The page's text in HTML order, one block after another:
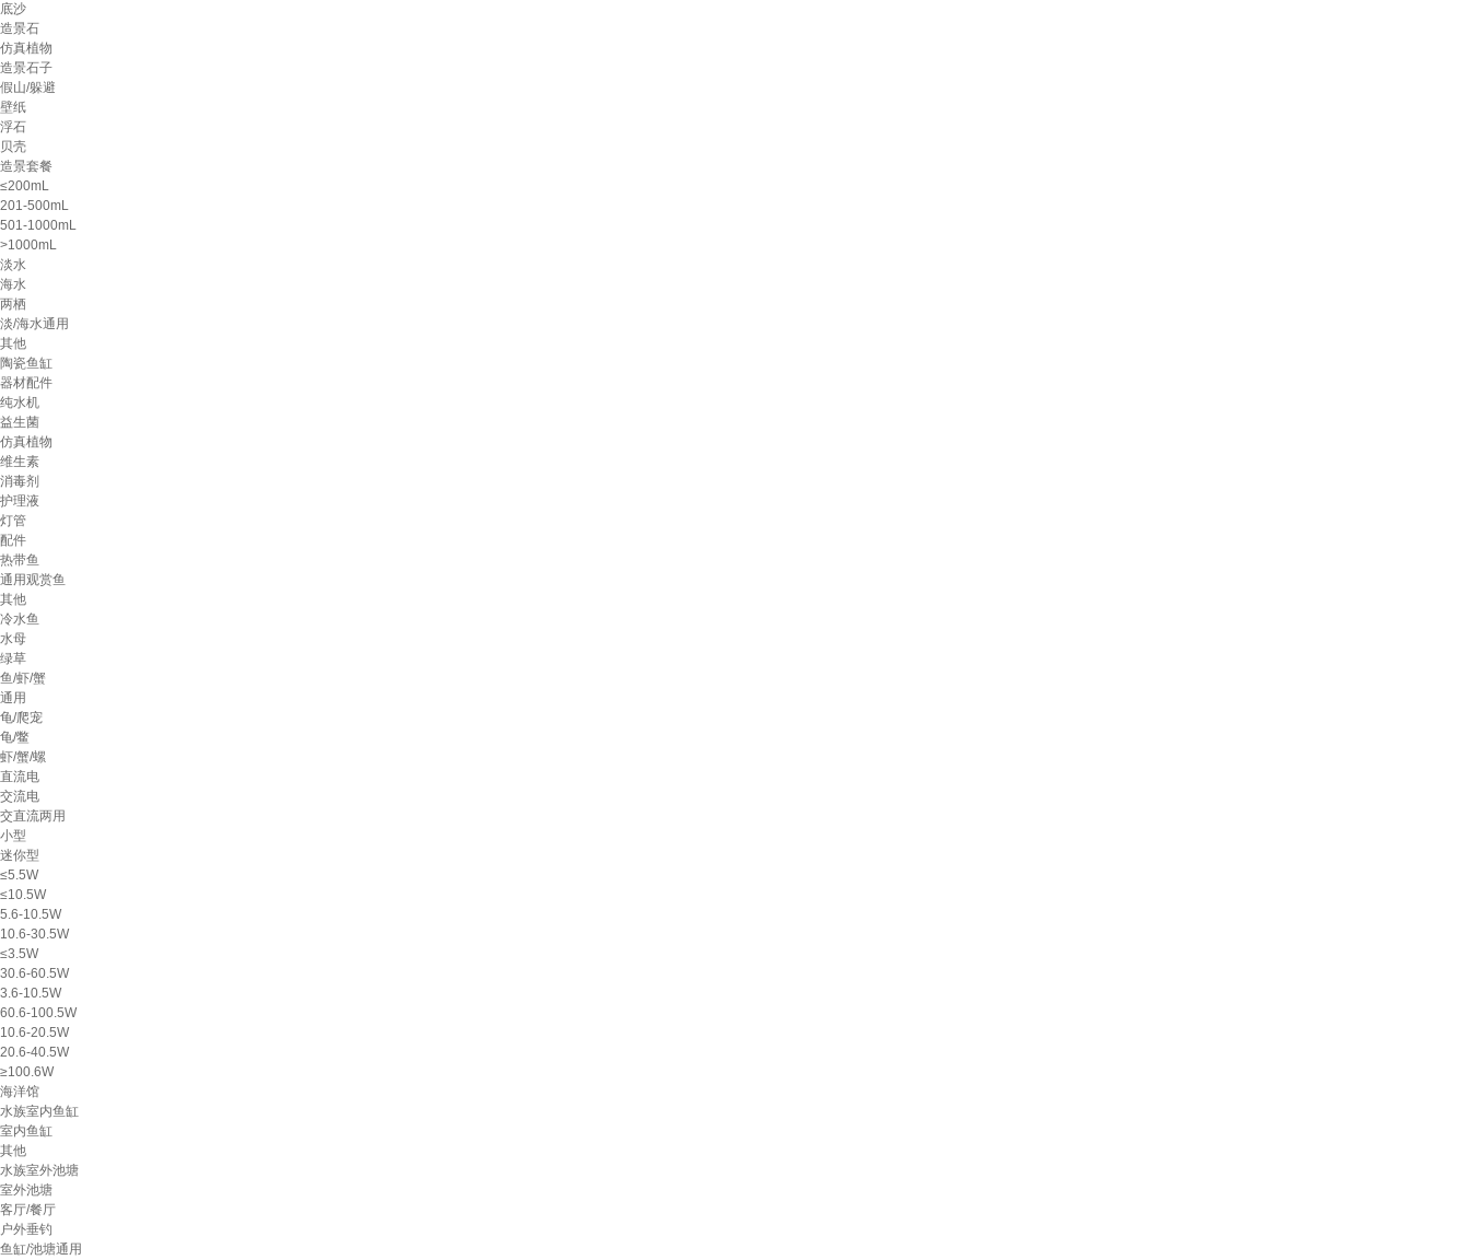
底沙
造景石
仿真植物
造景石子
假山/躲避
壁纸
浮石
贝壳
造景套餐
≤200mL
201-500mL
501-1000mL
>1000mL
淡水
海水
两栖
淡/海水通用
其他
陶瓷鱼缸
器材配件
纯水机
益生菌
仿真植物
维生素
消毒剂
护理液
灯管
配件
热带鱼
通用观赏鱼
其他
冷水鱼
水母
绿草
鱼/虾/蟹
通用
龟/爬宠
龟/鳖
虾/蟹/螺
直流电
交流电
交直流两用
小型
迷你型
≤5.5W
≤10.5W
5.6-10.5W
10.6-30.5W
≤3.5W
30.6-60.5W
3.6-10.5W
60.6-100.5W
10.6-20.5W
20.6-40.5W
≥100.6W
海洋馆
水族室内鱼缸
室内鱼缸
其他
水族室外池塘
室外池塘
客厅/餐厅
户外垂钓
鱼缸/池塘通用